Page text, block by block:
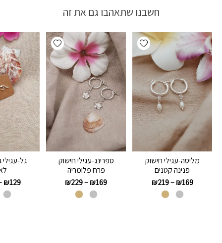
חשבנו שתאהבו גם את זה
Add wishlist
מליסה-עגילי חישוק
פנינה קטנים
₪169
–
₪219
Add wishlist
ספרינג-עגילי חישוק
פרח פלומריה
₪169
–
₪229
גל-
₪129